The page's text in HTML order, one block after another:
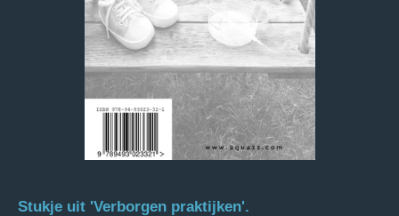
Stukje uit 'Verborgen praktijken'.